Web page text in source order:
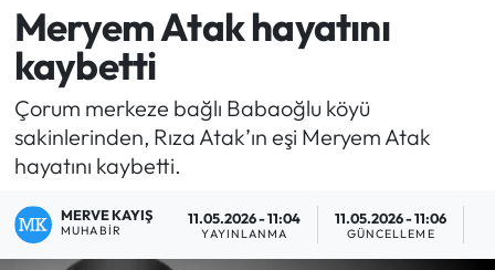
Meryem Atak hayatını
kaybetti
Çorum merkeze bağlı Babaoğlu köyü
sakinlerinden, Rıza Atak’ın eşi Meryem Atak
hayatını kaybetti.
MERVE KAYIŞ
MUHABIR
11.05.2026 - 11:04
YAYINLANMA
11.05.2026 - 11:06
GÜNCELLEME
Bilgi - Keşfet Haberleri
Bilim ve Teknoloji
Boğazkale Haberleri
Çorum Son Dakika Haberleri
Çorum Namaz Vakitleri
Çorum Trafik Yoğunluk Haritası
TFF 1.Lig Puan Durumu ve Fikstür
Son Dakika Haberleri